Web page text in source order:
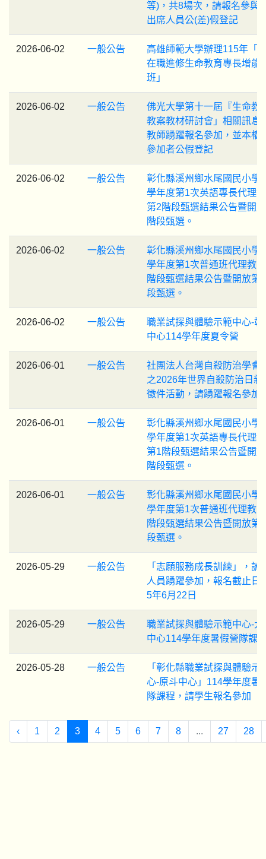
等)，共8場次，請報名參與
出席人員公(差)假登記
2026-06-02 一般公告
高雄師範大學辦理115年「
在職進修生命教育專長增能
班」
2026-06-02 一般公告
佛光大學第十一屆『生命教
教案教材研討會」相關訊息
教師踴躍報名參加，並本權
參加者公假登記
2026-06-02 一般公告
彰化縣溪州鄉水尾國民小學
學年度第1次英語專長代理
第2階段甄選結果公告暨開
階段甄選。
2026-06-02 一般公告
彰化縣溪州鄉水尾國民小學
學年度第1次普通班代理教
階段甄選結果公告暨開放第
段甄選。
2026-06-02 一般公告
職業試探與體驗示範中心-彰
中心114學年度夏令營
2026-06-01 一般公告
社團法人台灣自殺防治學會
之2026年世界自殺防治日新
徵件活動，請踴躍報名參加
2026-06-01 一般公告
彰化縣溪州鄉水尾國民小學
學年度第1次英語專長代理
第1階段甄選結果公告暨開
階段甄選。
2026-06-01 一般公告
彰化縣溪州鄉水尾國民小學
學年度第1次普通班代理教
階段甄選結果公告暨開放第
段甄選。
2026-05-29 一般公告
「志願服務成長訓練」，請
人員踴躍參加，報名截止日
5年6月22日
2026-05-29 一般公告
職業試探與體驗示範中心-大
中心114學年度暑假營隊課
2026-05-28 一般公告
「彰化縣職業試探與體驗示
心-原斗中心」114學年度暑
隊課程，請學生報名參加
‹ 1 2 3 4 5 6 7 8 ... 27 28